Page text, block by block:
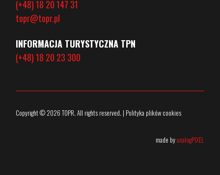
(+48) 18 20 147 31
topr@topr.pl
INFORMACJA TURYSTYCZNA TPN
(+48) 18 20 23 300
Copyright © 2026 TOPR. All rights reserved. | Polityka plików cookies
made byanalogPIXEL